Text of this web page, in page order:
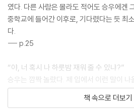
였다. 다른 사람은 몰라도 적어도 승우에겐
중학교에 들어간 이후로, 기다렸다는 듯 최
다.
--- p.25
“야, 너 혹시 나 하룻밤 재워 줄 수 있냐?”
승우는 깜짝 놀랐다. 제 입에서 이런 말이 나
승우와 공진은 같은 반일 뿐 서로에게 말을
승우는 자신이 뱉은 말을 주워 담을 수 없다
책 속으로 더보기